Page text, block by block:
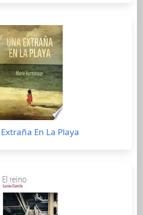
En La Playa